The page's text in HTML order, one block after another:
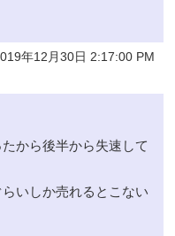
年12月30日 2:17:00 PM
から後半から失速して
いしか売れるとこない